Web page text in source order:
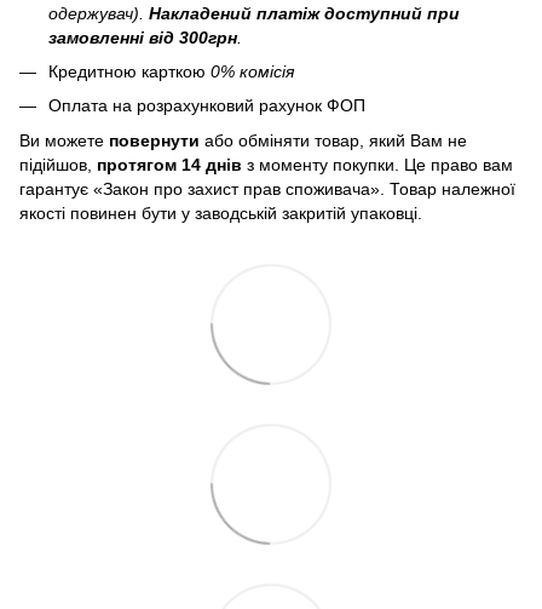
одержувач). Накладений платіж доступний при
замовленні від 300грн
Кредитною карткою 0% комісія
Оплата на розрахунковий рахунок ФОП
Ви можете повернути або обміняти товар, який Вам не
підійшов, протягом 14 днів з моменту покупки. Це право вам
гарантує «Закон про захист прав споживача». Товар належної
якості повинен бути у заводській закритій упаковці.